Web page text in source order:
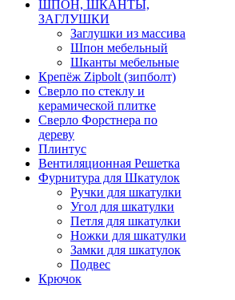
ШПОН, ШКАНТЫ,
ЗАГЛУШКИ
Заглушки из массива
Шпон мебельный
Шканты мебельные
Крепёж Zipbolt (зипболт)
Сверло по стеклу и
керамической плитке
Сверло Форстнера по
дереву
Плинтус
Вентиляционная Решетка
Фурнитура для Шкатулок
Ручки для шкатулки
Угол для шкатулки
Петля для шкатулки
Ножки для шкатулки
Замки для шкатулок
Подвес
Крючок